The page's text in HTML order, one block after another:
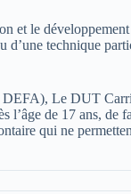
le
technique
Le DUT
de 17 ans,
qui ne